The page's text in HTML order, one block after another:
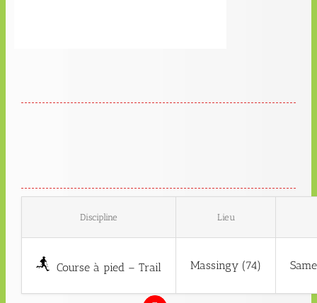
Discipline Lieu
Course à pied – Trail Massingy (74)